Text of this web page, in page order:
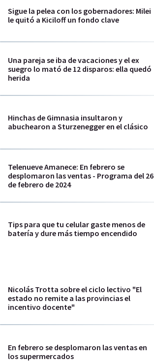
Sigue la pelea con los gobernadores: Milei
le quitó a Kiciloff un fondo clave
Una pareja se iba de vacaciones y el ex
suegro lo mató de 12 disparos: ella quedó
herida
Hinchas de Gimnasia insultaron y
abuchearon a Sturzenegger en el clásico
Telenueve Amanece: En febrero se
desplomaron las ventas - Programa del 26
de febrero de 2024
Tips para que tu celular gaste menos de
batería y dure más tiempo encendido
Nicolás Trotta sobre el ciclo lectivo "El
estado no remite a las provincias el
incentivo docente"
En febrero se desplomaron las ventas en
los supermercados